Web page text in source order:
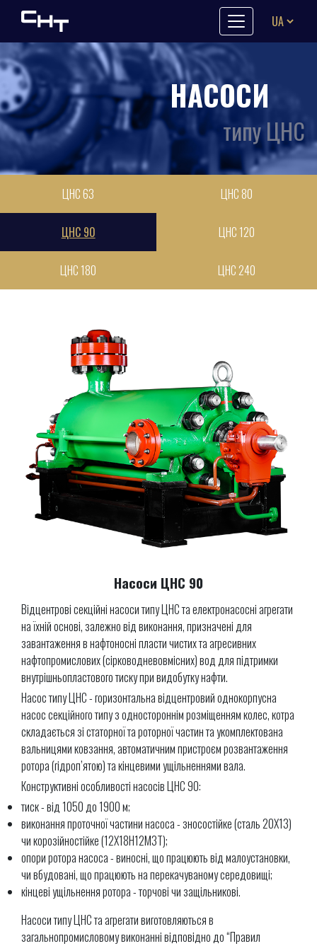
Skip to content
НАСОСИ
типу ЦНС
ЦНС 63 ЦНС 80
ЦНС 90 ЦНС 120
ЦНС 180 ЦНС 240
Насоси ЦНС 90
Відцентрові секційні насоси типу ЦНС та електронасосні агрегати
на їхній основі, залежно від виконання, призначені для
завантаження в нафтоносні пласти чистих та агресивних
нафтопромислових (сірководневовмісних) вод для підтримки
внутрішньопластового тиску при видобутку нафти.
Насос типу ЦНС - горизонтальна відцентровий однокорпусна
насос секційного типу з одностороннім розміщенням колес, котра
складається зі статорної та роторної частин та укомплектована
вальницями ковзання, автоматичним пристроєм розвантаження
ротора (гідроп’ятою) та кінцевими ущільненнями вала.
Конструктивні особливості насосів ЦНС 90:
тиск - від 1050 до 1900 м;
виконання проточної частини насоса - зносостійке (сталь 20Х13)
чи корозійностійке (12Х18Н12М3Т);
опори ротора насоса - виносні, що працюють від малоустановки,
чи вбудовані, що працюють на перекачуваному середовищі;
кінцеві ущільнення ротора - торчові чи защільникові.
Насоси типу ЦНС та агрегати виготовляються в
загальнопромисловому виконанні відповідно до “Правил